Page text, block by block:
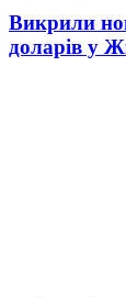
Викрили
доларів у